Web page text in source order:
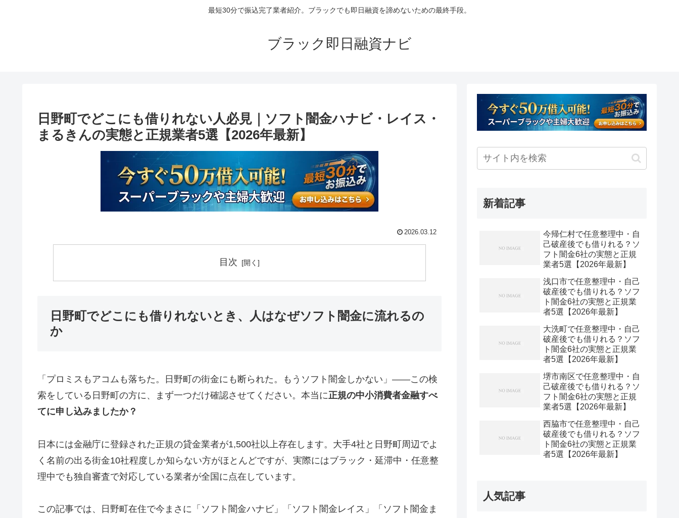
最短30分で振込完了業者紹介。ブラックでも即日融資を諦めないための最終手段。
ブラック即日融資ナビ
日野町でどこにも借りれない人必見｜ソフト闇金ハナビ・レイス・
まるきんの実態と正規業者5選【2026年最新】
2026.03.12
目次
日野町でどこにも借りれないとき、人はなぜソフト闇金に流れるの
か
「プロミスもアコムも落ちた。日野町の街金にも断られた。もうソフト闇金しかない」——この検
索をしている日野町の方に、まず一つだけ確認させてください。本当に正規の中小消費者金融すべ
てに申し込みましたか？
日本には金融庁に登録された正規の貸金業者が1,500社以上存在します。大手4社と日野町周辺でよ
く名前の出る街金10社程度しか知らない方がほとんどですが、実際にはブラック・延滞中・任意整
理中でも独自審査で対応している業者が全国に点在しています。
この記事では、日野町在住で今まさに「ソフト闇金ハナビ」「ソフト闇金レイス」「ソフト闇金ま
新着記事
今帰仁村で任意整理中・自
己破産後でも借りれる？ソ
フト闇金6社の実態と正規
業者5選【2026年最新】
浅口市で任意整理中・自己
破産後でも借りれる？ソフ
ト闇金6社の実態と正規業
者5選【2026年最新】
大洗町で任意整理中・自己
破産後でも借りれる？ソフ
ト闇金6社の実態と正規業
者5選【2026年最新】
堺市南区で任意整理中・自
己破産後でも借りれる？ソ
フト闇金6社の実態と正規
業者5選【2026年最新】
西脇市で任意整理中・自己
破産後でも借りれる？ソフ
ト闇金6社の実態と正規業
者5選【2026年最新】
人気記事